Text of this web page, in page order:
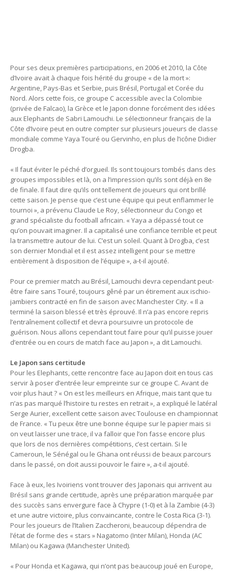
Pour ses deux premières participations, en 2006 et 2010, la Côte
d’Ivoire avait à chaque fois hérité du groupe « de la mort »:
Argentine, Pays-Bas et Serbie, puis Brésil, Portugal et Corée du
Nord. Alors cette fois, ce groupe C accessible avec la Colombie
(privée de Falcao), la Grèce et le Japon donne forcément des idées
aux Elephants de Sabri Lamouchi. Le sélectionneur français de la
Côte d’Ivoire peut en outre compter sur plusieurs joueurs de classe
mondiale comme Yaya Touré ou Gervinho, en plus de l’icône Didier
Drogba.
« Il faut éviter le péché d’orgueil. Ils sont toujours tombés dans des
groupes impossibles et là, on a l’impression qu’ils sont déjà en 8e
de finale. Il faut dire qu’ils ont tellement de joueurs qui ont brillé
cette saison. Je pense que c’est une équipe qui peut enflammer le
tournoi », a prévenu Claude Le Roy, sélectionneur du Congo et
grand spécialiste du football africain. « Yaya a dépassé tout ce
qu’on pouvait imaginer. Il a capitalisé une confiance terrible et peut
la transmettre autour de lui. C’est un soleil. Quant à Drogba, c’est
son dernier Mondial et il est assez intelligent pour se mettre
entièrement à disposition de l’équipe », a-t-il ajouté.
Pour ce premier match au Brésil, Lamouchi devra cependant peut-
être faire sans Touré, toujours gêné par un étirement aux ischio-
jambiers contracté en fin de saison avec Manchester City. « Il a
terminé la saison blessé et très éprouvé. Il n’a pas encore repris
l’entraînement collectif et devra poursuivre un protocole de
guérison. Nous allons cependant tout faire pour qu’il puisse jouer
d’entrée ou en cours de match face au Japon », a dit Lamouchi.
Le Japon sans certitude
Pour les Elephants, cette rencontre face au Japon doit en tous cas
servir à poser d’entrée leur empreinte sur ce groupe C. Avant de
voir plus haut ? « On est les meilleurs en Afrique, mais tant que tu
n’as pas marqué l’histoire tu restes en retrait », a expliqué le latéral
Serge Aurier, excellent cette saison avec Toulouse en championnat
de France. « Tu peux être une bonne équipe sur le papier mais si
on veut laisser une trace, il va falloir que l’on fasse encore plus
que lors de nos dernières compétitions, c’est certain. Si le
Cameroun, le Sénégal ou le Ghana ont réussi de beaux parcours
dans le passé, on doit aussi pouvoir le faire », a-t-il ajouté.
Face à eux, les Ivoiriens vont trouver des Japonais qui arrivent au
Brésil sans grande certitude, après une préparation marquée par
des succès sans envergure face à Chypre (1-0) et à la Zambie (4-3)
et une autre victoire, plus convaincante, contre le Costa Rica (3-1).
Pour les joueurs de l’Italien Zaccheroni, beaucoup dépendra de
l’état de forme des « stars » Nagatomo (Inter Milan), Honda (AC
Milan) ou Kagawa (Manchester United).
« Pour Honda et Kagawa, qui n’ont pas beaucoup joué en Europe,